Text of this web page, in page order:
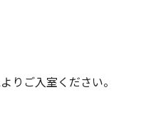
りご入室ください。